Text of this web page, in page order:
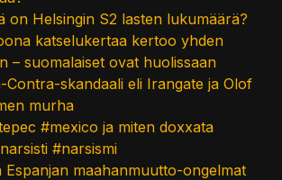
on Helsingin S2 lasten lukumäärä?
katselukertaa kertoo yhden
– suomalaiset ovat huolissaan
Contra-skandaali eli Irangate ja Olof
murha
#mexico ja miten doxxata
#narsismi
Espanjan maahanmuutto-ongelmat